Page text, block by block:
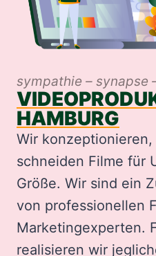
sympathie – synapse
HAMBURG
Wir
schneiden Filme für
Größe. Wir sind ein
von professionellen
Marketingexperten.
realisieren wir